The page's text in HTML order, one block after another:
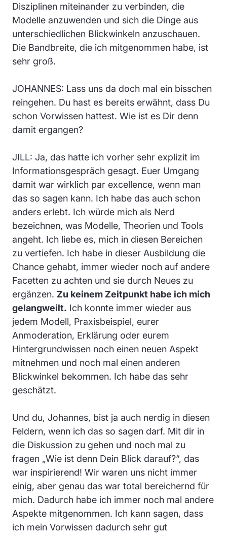
Disziplinen miteinander zu verbinden, die
Modelle anzuwenden und sich die Dinge aus
unterschiedlichen Blickwinkeln anzuschauen.
Die Bandbreite, die ich mitgenommen habe, ist
sehr groß.
JOHANNES: Lass uns da doch mal ein bisschen
reingehen. Du hast es bereits erwähnt, dass Du
schon Vorwissen hattest. Wie ist es Dir denn
damit ergangen?
JILL: Ja, das hatte ich vorher sehr explizit im
Informationsgespräch gesagt. Euer Umgang
damit war wirklich par excellence, wenn man
das so sagen kann. Ich habe das auch schon
anders erlebt. Ich würde mich als Nerd
bezeichnen, was Modelle, Theorien und Tools
angeht. Ich liebe es, mich in diesen Bereichen
zu vertiefen. Ich habe in dieser Ausbildung die
Chance gehabt, immer wieder noch auf andere
Facetten zu achten und sie durch Neues zu
ergänzen. Zu keinem Zeitpunkt habe ich mich
gelangweilt. Ich konnte immer wieder aus
jedem Modell, Praxisbeispiel, eurer
Anmoderation, Erklärung oder eurem
Hintergrundwissen noch einen neuen Aspekt
mitnehmen und noch mal einen anderen
Blickwinkel bekommen. Ich habe das sehr
geschätzt.
Und du, Johannes, bist ja auch nerdig in diesen
Feldern, wenn ich das so sagen darf. Mit dir in
die Diskussion zu gehen und noch mal zu
fragen „Wie ist denn Dein Blick darauf?“, das
war inspirierend! Wir waren uns nicht immer
einig, aber genau das war total bereichernd für
mich. Dadurch habe ich immer noch mal andere
Aspekte mitgenommen. Ich kann sagen, dass
ich mein Vorwissen dadurch sehr gut